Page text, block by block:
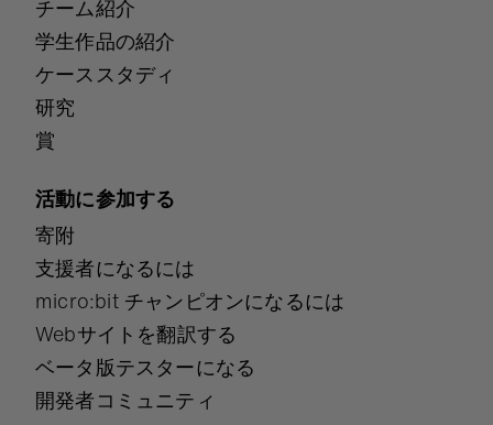
チーム紹介
学生作品の紹介
ケーススタディ
研究
賞
活動に参加する
寄附
支援者になるには
micro:bit チャンピオンになるには
Webサイトを翻訳する
ベータ版テスターになる
開発者コミュニティ